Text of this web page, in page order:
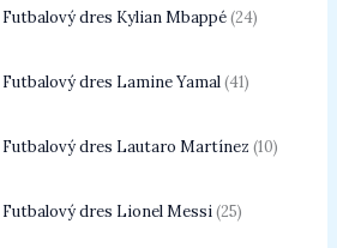
Futbalový dres Kylian Mbappé 24
Futbalový dres Lamine Yamal 41
Futbalový dres Lautaro Martínez 10
Futbalový dres Lionel Messi 25